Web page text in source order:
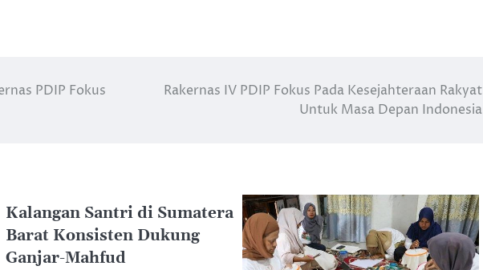
PDIP Fokus
Rakernas IV PDIP Fokus Pada Kesejahteraan Rakyat
Untuk Masa Depan Indonesia
Kalangan Santri di Sumatera
Barat Konsisten Dukung
Ganjar-Mahfud